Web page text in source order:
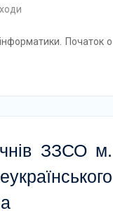
Початок о
ЗЗСО м.